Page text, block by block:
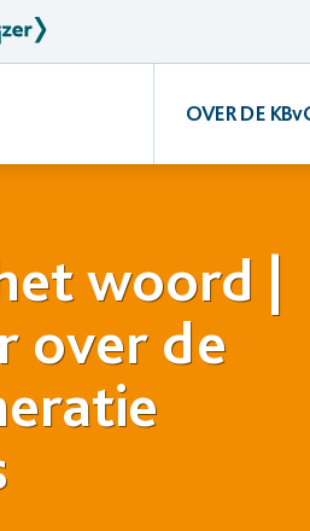
OVER DE
woord |
over de